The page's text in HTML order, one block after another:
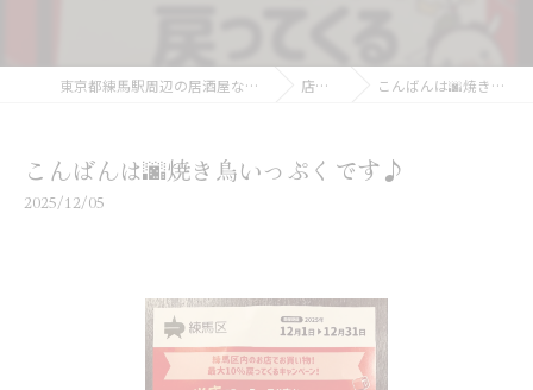
東京都練馬駅周辺の居酒屋なら二代目炭火焼鳥いっぷく 店舗ブログ こんばんは🌆焼き鳥いっぷくです♪
こんばんは🌆焼き鳥いっぷくです♪
2025/12/05